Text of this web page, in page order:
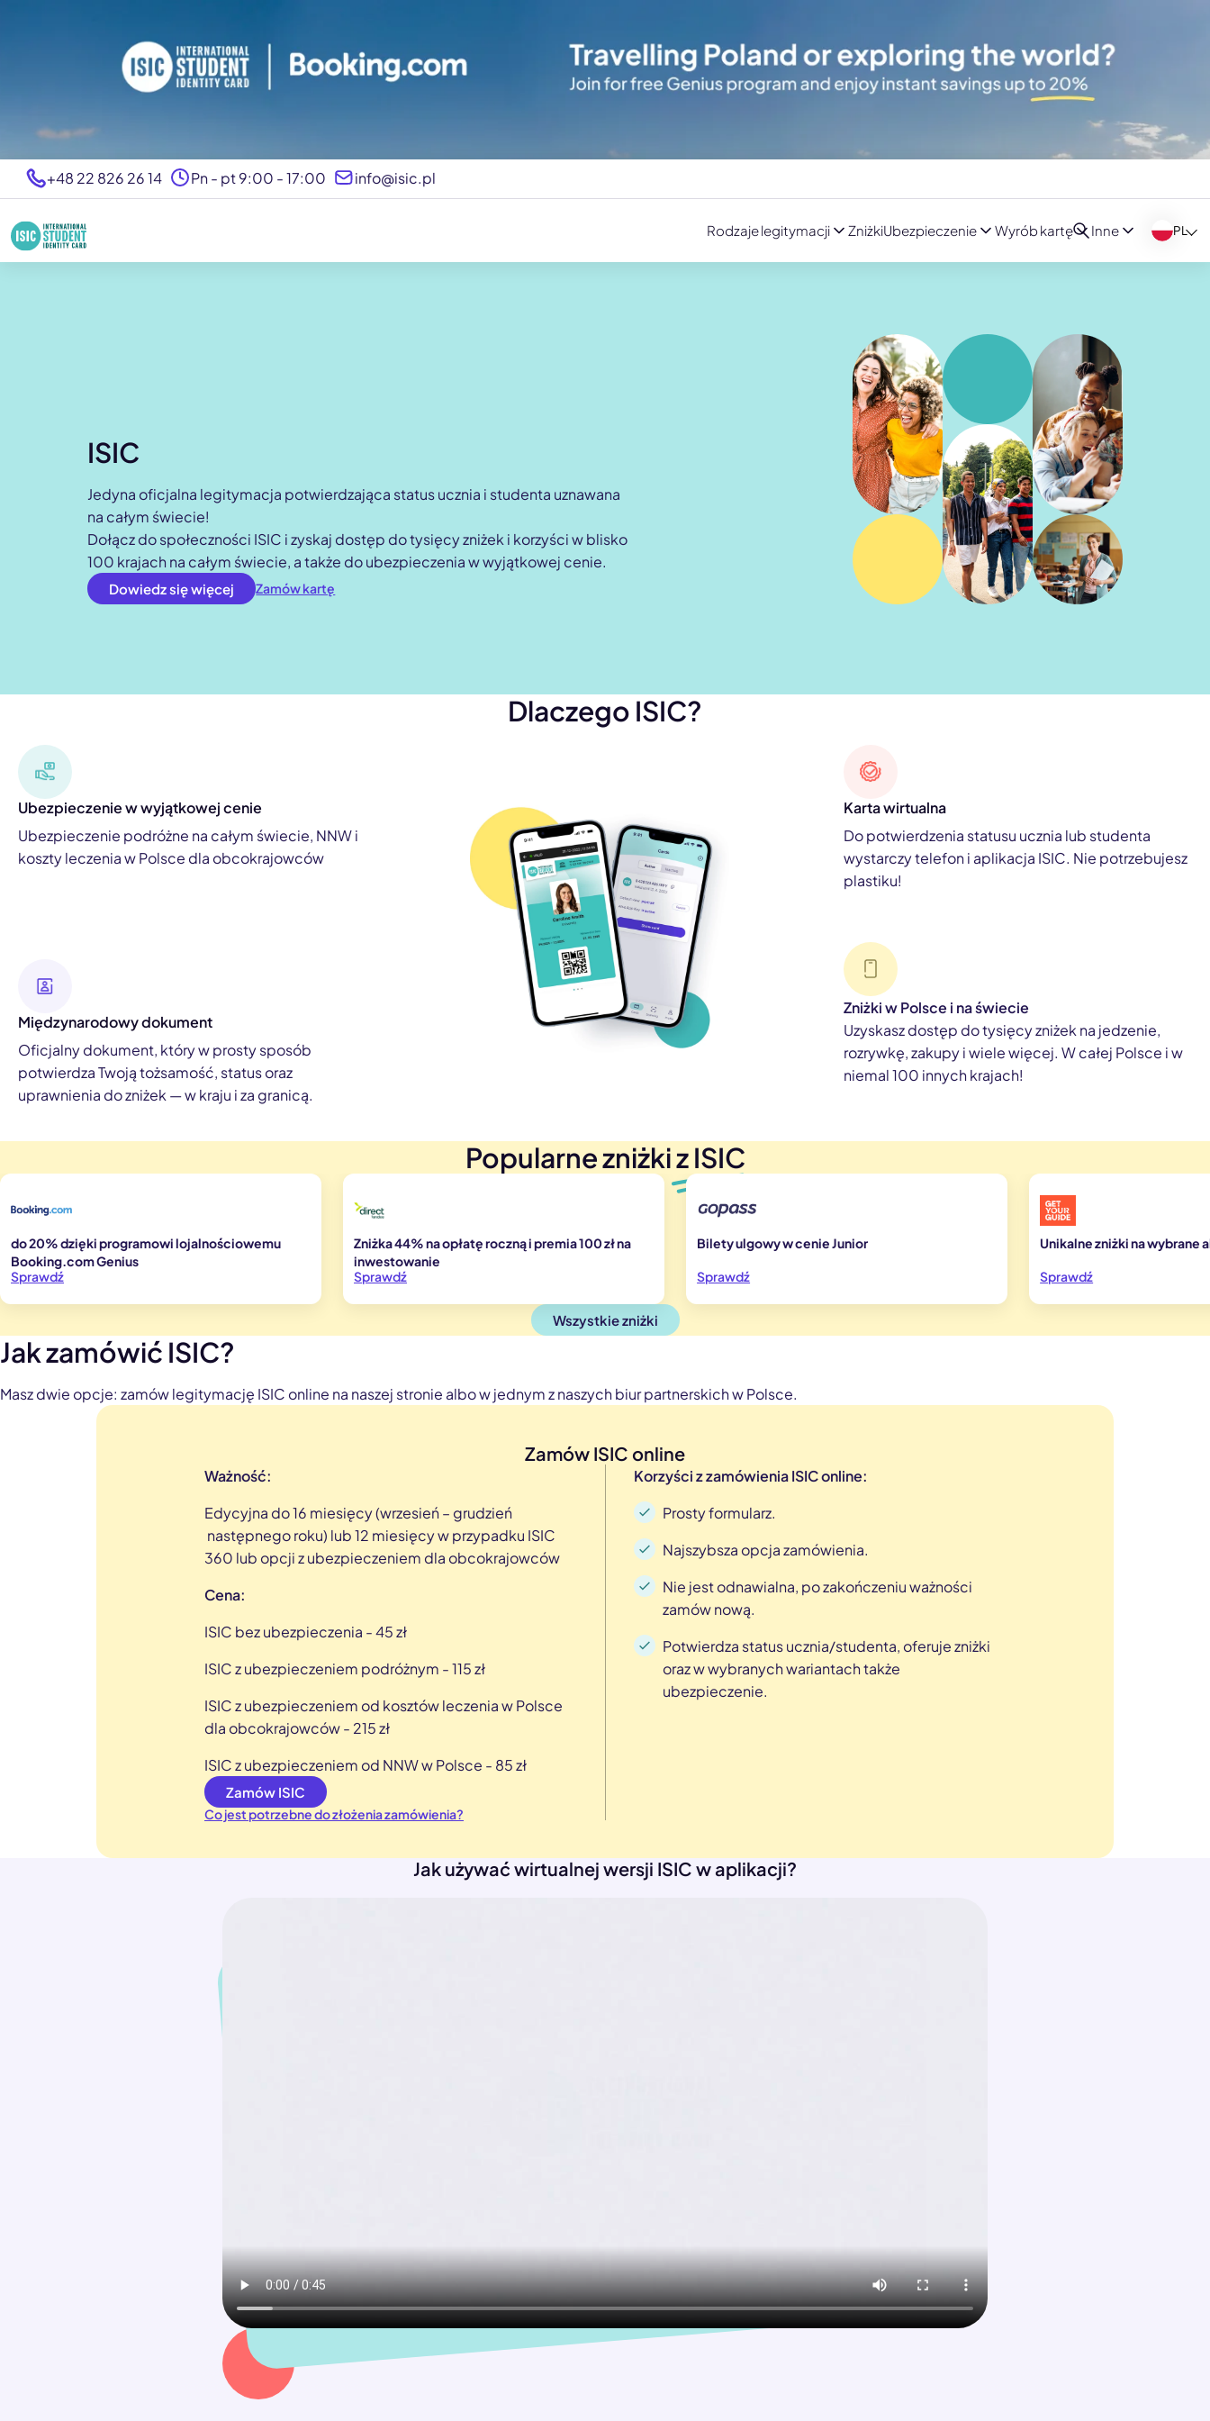
Rodzaje legitymacji ZniżkiUbezpieczenie Wyrób kartę Inne PL
+48 22 826 26 14 Pn - pt 9:00 - 17:00 info@isic.pl
ISIC
Jedyna oficjalna legitymacja potwierdzająca status ucznia i studenta uznawana
na całym świecie!
Dołącz do społeczności ISIC i zyskaj dostęp do tysięcy zniżek i korzyści w blisko
100 krajach na całym świecie, a także do ubezpieczenia w wyjątkowej cenie.
Dowiedz się więcej Zamów kartę
Dlaczego ISIC?
Ubezpieczenie w wyjątkowej cenie
Ubezpieczenie podróżne na całym świecie, NNW i
koszty leczenia w Polsce dla obcokrajowców
Karta wirtualna
Do potwierdzenia statusu ucznia lub studenta
wystarczy telefon i aplikacja ISIC. Nie potrzebujesz
plastiku!
Międzynarodowy dokument
Oficjalny dokument, który w prosty sposób
potwierdza Twoją tożsamość, status oraz
uprawnienia do zniżek — w kraju i za granicą.
Zniżki w Polsce i na świecie
Uzyskasz dostęp do tysięcy zniżek na jedzenie,
rozrywkę, zakupy i wiele więcej. W całej Polsce i w
niemal 100 innych krajach!
Popularne zniżki z ISIC
do 20% dzięki programowi lojalnościowemu
Booking.com Genius
Sprawdź
Zniżka 44% na opłatę roczną i premia 100 zł na
inwestowanie
Sprawdź
Bilety ulgowy w cenie Junior
Sprawdź
Unikalne zniżki na wybrane
Sprawdź
Wszystkie zniżki
Jak zamówić ISIC?
Masz dwie opcje: zamów legitymację ISIC online na naszej stronie albo w jednym z naszych biur partnerskich w Polsce.
Zamów ISIC online
Ważność:
Edycyjna do 16 miesięcy (wrzesień – grudzień
następnego roku) lub 12 miesięcy w przypadku ISIC
360 lub opcji z ubezpieczeniem dla obcokrajowców
Cena:
ISIC bez ubezpieczenia - 45 zł
ISIC z ubezpieczeniem podróżnym - 115 zł
ISIC z ubezpieczeniem od kosztów leczenia w Polsce
dla obcokrajowców - 215 zł
ISIC z ubezpieczeniem od NNW w Polsce - 85 zł
Zamów ISIC
Co jest potrzebne do złożenia zamówienia?
Korzyści z zamówienia ISIC online:
Prosty formularz.
Najszybsza opcja zamówienia.
Nie jest odnawialna, po zakończeniu ważności
zamów nową.
Potwierdza status ucznia/studenta, oferuje zniżki
oraz w wybranych wariantach także
ubezpieczenie.
Jak używać wirtualnej wersji ISIC w aplikacji?